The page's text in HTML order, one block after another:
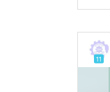
11